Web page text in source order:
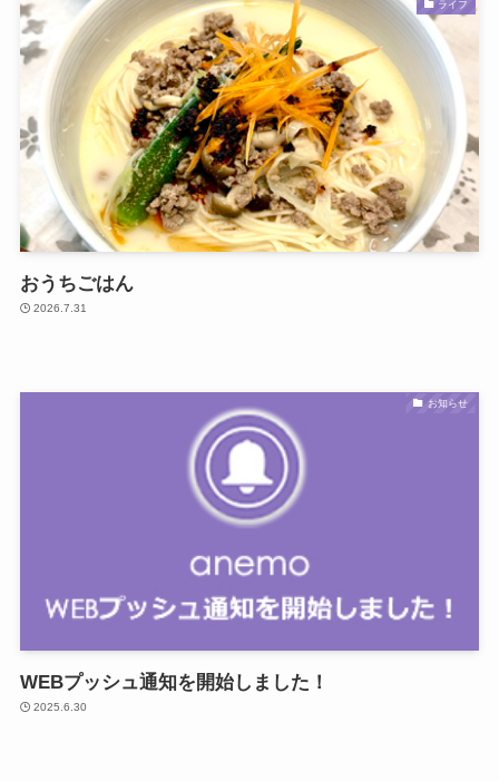
ライフ
おうちごはん
2026.7.31
お知らせ
WEBプッシュ通知を開始しました！
2025.6.30